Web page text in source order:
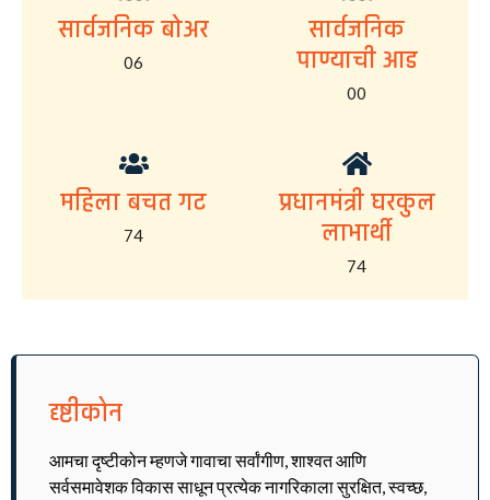
सार्वजनिक बोअर
06
सार्वजनिक
पाण्याची आड
00
महिला बचत गट
74
प्रधानमंत्री घरकुल
लाभार्थी
74
दृष्टीकोन
आमचा दृष्टीकोन म्हणजे गावाचा सर्वांगीण, शाश्वत आणि
सर्वसमावेशक विकास साधून प्रत्येक नागरिकाला सुरक्षित, स्वच्छ,